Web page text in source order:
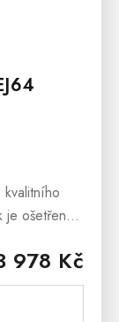
978 Kč
je ošetřen